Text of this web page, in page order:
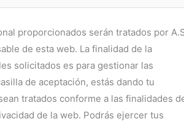
proporcionados serán tratados por
de esta web. La finalidad de la
solicitados es para gestionar las
de aceptación, estás dando tu
tratados conforme a las finalidades
de la web. Podrás ejercer tus